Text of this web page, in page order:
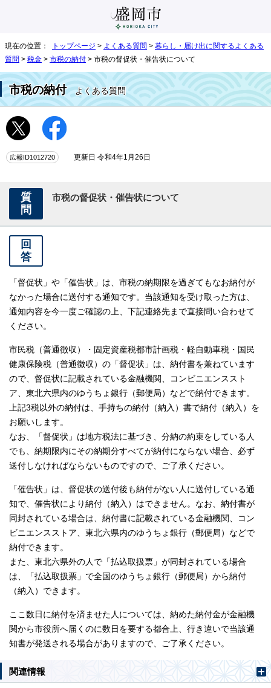
現在の位置： トップページ > よくある質問 > 暮らし・届け出に関するよくある
質問 > 税金 > 市税の納付 > 市税の督促状・催告状について
市税の納付よくある質問
広報ID1012720 更新日 令和4年1月26日
質
問
市税の督促状・催告状について
回
答
「督促状」や「催告状」は、市税の納期限を過ぎてもなお納付が
なかった場合に送付する通知です。当該通知を受け取った方は、
通知内容を今一度ご確認の上、下記連絡先まで直接問い合わせて
ください。
市民税（普通徴収）・固定資産税都市計画税・軽自動車税・国民
健康保険税（普通徴収）の「督促状」は、納付書を兼ねています
ので、督促状に記載されている金融機関、コンビニエンススト
ア、東北六県内のゆうちょ銀行（郵便局）などで納付できます。
上記3税以外の納付は、手持ちの納付（納入）書で納付（納入）を
お願いします。
なお、「督促状」は地方税法に基づき、分納の約束をしている人
でも、納期限内にその納期分すべてが納付にならない場合、必ず
送付しなければならないものですので、ご了承ください。
「催告状」は、督促状の送付後も納付がない人に送付している通
知で、催告状により納付（納入）はできません。なお、納付書が
同封されている場合は、納付書に記載されている金融機関、コン
ビニエンスストア、東北六県内のゆうちょ銀行（郵便局）などで
納付できます。
また、東北六県外の人で「払込取扱票」が同封されている場合
は、「払込取扱票」で全国のゆうちょ銀行（郵便局）から納付
（納入）できます。
ここ数日に納付を済ませた人については、納めた納付金が金融機
関から市役所へ届くのに数日を要する都合上、行き違いで当該通
知書が発送される場合がありますので、ご了承ください。
関連情報